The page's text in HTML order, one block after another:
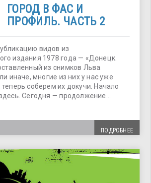
ГОРОД В ФАС И
ПРОФИЛЬ. ЧАСТЬ 2
видов из
издания 1978 года — «Донецк.
из снимков Льва
иначе, многие из них у нас уже
соберем их докучи. Начало
Сегодня — продолжение…
ПОДРОБНЕЕ